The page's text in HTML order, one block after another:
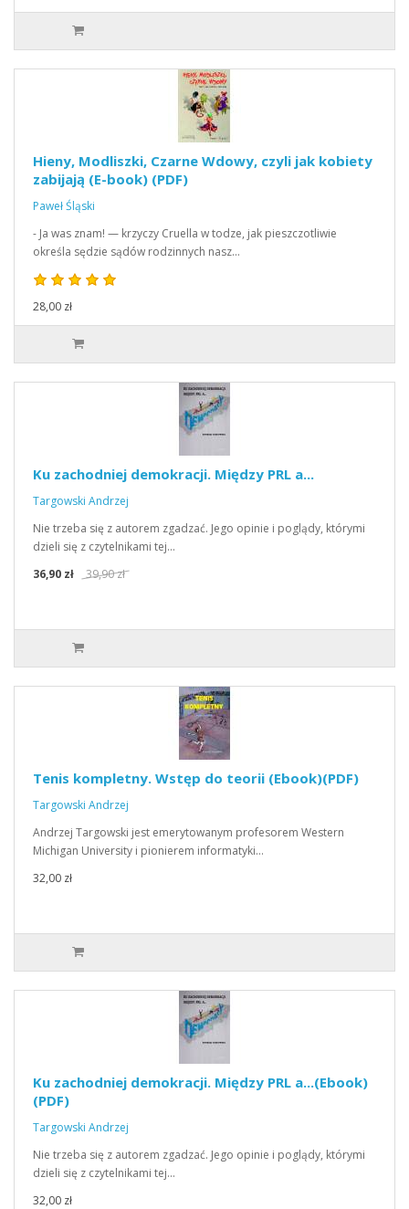
Hieny, Modliszki, Czarne Wdowy, czyli jak kobiety
zabijają (E-book) (PDF)
Paweł Śląski
- Ja was znam! — krzyczy Cruella w todze, jak pieszczotliwie
określa sędzie sądów rodzinnych nasz…
28,00 zł
Ku zachodniej demokracji. Między PRL a...
Targowski Andrzej
Nie trzeba się z autorem zgadzać. Jego opinie i poglądy, którymi
dzieli się z czytelnikami tej…
36,90 zł
39,90 zł
Tenis kompletny. Wstęp do teorii (Ebook)(PDF)
Targowski Andrzej
Andrzej Targowski jest emerytowanym profesorem Western
Michigan University i pionierem informatyki…
32,00 zł
Ku zachodniej demokracji. Między PRL a...(Ebook)
(PDF)
Targowski Andrzej
Nie trzeba się z autorem zgadzać. Jego opinie i poglądy, którymi
dzieli się z czytelnikami tej…
32,00 zł